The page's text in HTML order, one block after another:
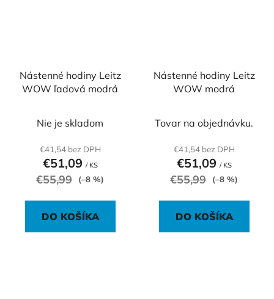
Nástenné hodiny Leitz
WOW ľadová modrá
Nie je skladom
€41,54 bez DPH
€51,09 / KS
€55,99 (–8 %)
DO KOŠÍKA
Nástenné hodiny Leitz
WOW modrá
Tovar na objednávku.
€41,54 bez DPH
€51,09 / KS
€55,99 (–8 %)
DO KOŠÍKA